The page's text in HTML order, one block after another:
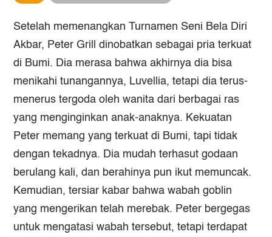
Setelah memenangkan Turnamen Seni Bela Diri
Akbar, Peter Grill dinobatkan sebagai pria terkuat
di Bumi. Dia merasa bahwa akhirnya dia bisa
menikahi tunangannya, Luvellia, tetapi dia terus-
menerus tergoda oleh wanita dari berbagai ras
yang menginginkan anak-anaknya. Kekuatan
Peter memang yang terkuat di Bumi, tapi tidak
dengan tekadnya. Dia mudah terhasut godaan
berulang kali, dan berahinya pun ikut memuncak.
Kemudian, tersiar kabar bahwa wabah goblin
yang mengerikan telah merebak. Peter bergegas
untuk mengatasi wabah tersebut, tetapi terdapat